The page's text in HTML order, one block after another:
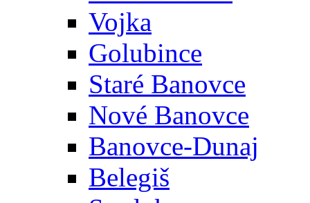
Vojka
Golubince
Staré Banovce
Nové Banovce
Banovce-Dunaj
Belegiš